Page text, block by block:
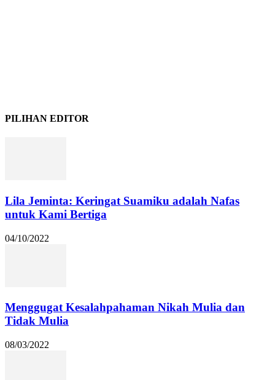
PILIHAN EDITOR
Lila Jeminta: Keringat Suamiku adalah Nafas
untuk Kami Bertiga
04/10/2022
Menggugat Kesalahpahaman Nikah Mulia dan
Tidak Mulia
08/03/2022